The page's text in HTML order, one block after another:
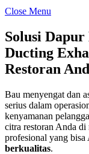
Close Menu
Solusi Dapur
Ducting
Restoran
Bau menyengat dan
serius dalam
kenyamanan
citra restoran Anda
profesional yang bisa
berkualitas.